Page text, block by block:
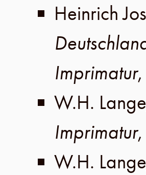
Heinrich
Imprimatur,
W.H. Lange
Imprimatur,
W.H. Lange